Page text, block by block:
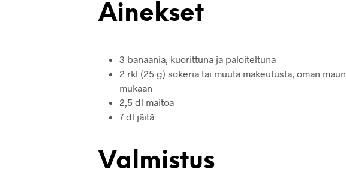
Ainekset
3 banaania, kuorittuna ja paloiteltuna
2 rkl (25 g) sokeria tai muuta makeutusta, oman maun
mukaan
2,5 dl maitoa
7 dl jäitä
Valmistus